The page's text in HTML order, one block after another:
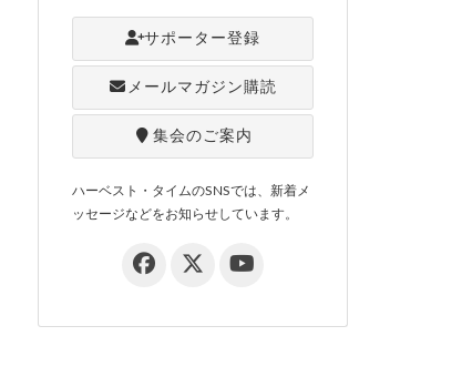
サポーター登録
メールマガジン購読
集会のご案内
ハーベスト・タイムのSNSでは、新着メ
ッセージなどをお知らせしています。